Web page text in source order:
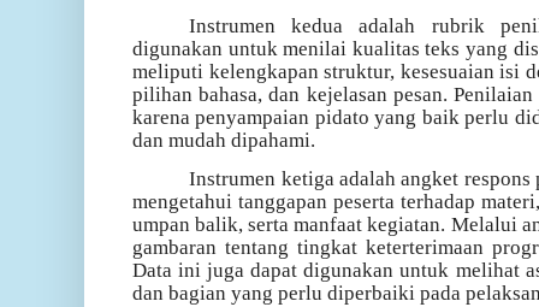
Instrumen kedua adalah rubrik
digunakan untuk menilai kualitas teks yang
meliputi kelengkapan struktur, kesesuaian isi
pilihan bahasa, dan kejelasan pesan.
karena penyampaian pidato yang baik perlu
dan mudah dipahami.
Instrumen ketiga adalah angket
mengetahui tanggapan peserta terhadap
umpan balik, serta manfaat kegiatan. Melalui
gambaran tentang tingkat keterterimaan
Data ini juga dapat digunakan untuk melihat
dan bagian yang perlu diperbaiki pada